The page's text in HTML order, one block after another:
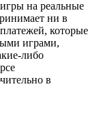
на реальные
ни в
которые
играми,
либо
в